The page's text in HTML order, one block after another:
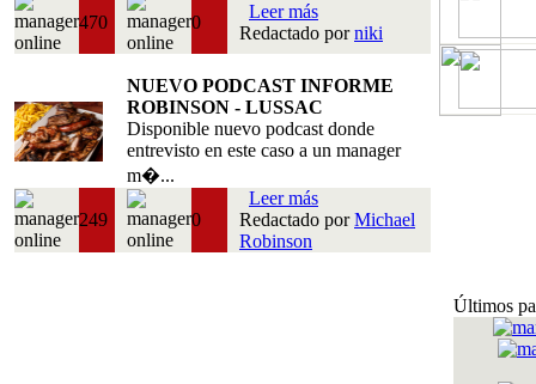
470 0
Leer más
Redactado porniki
NUEVO PODCAST INFORME
ROBINSON - LUSSAC
Disponible nuevo podcast donde
entrevisto en este caso a un manager
m�...
249 0
Leer más
Redactado porMichael
Robinson
Últimos